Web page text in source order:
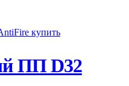
ПП D32